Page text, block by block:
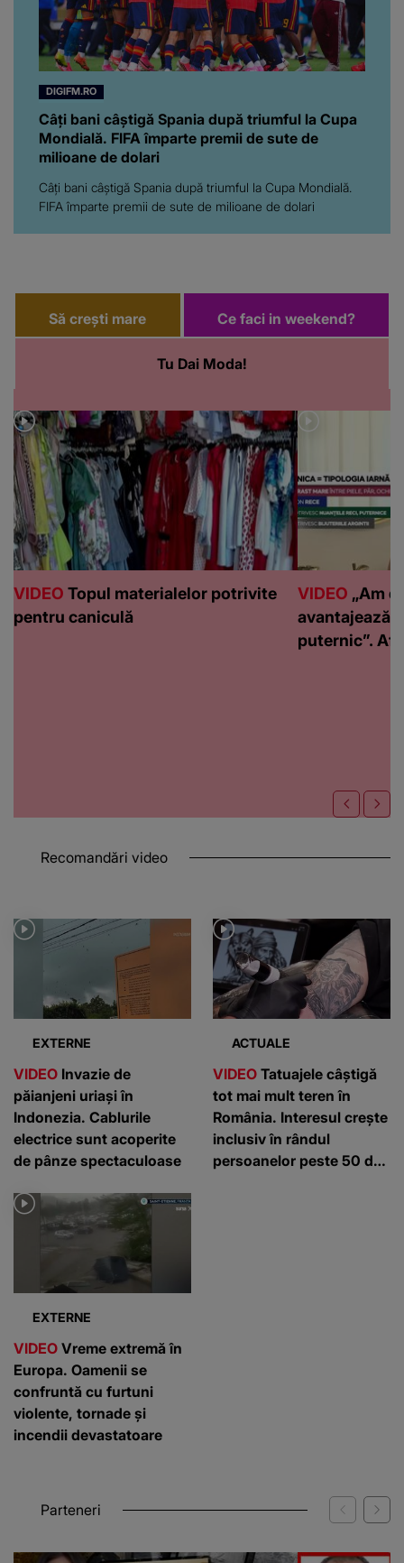
DIGIFM.RO
Câți bani câștigă Spania după triumful la Cupa
Mondială. FIFA împarte premii de sute de
milioane de dolari
Câți bani câștigă Spania după triumful la Cupa Mondială.
FIFA împarte premii de sute de milioane de dolari
Să crești mare
Tu Dai Moda!
Ce faci in weekend?
VIDEO Topul materialelor potrivite
pentru caniculă
VIDEO „Am
avantajează
puternic”.
Recomandări video
EXTERNE
VIDEO Invazie de
păianjeni uriași în
Indonezia. Cablurile
electrice sunt acoperite
de pânze spectaculoase
ACTUALE
VIDEO Tatuajele câștigă
tot mai mult teren în
România. Interesul crește
inclusiv în rândul
persoanelor peste 50 de
EXTERNE
VIDEO Vreme extremă în
Europa. Oamenii se
confruntă cu furtuni
violente, tornade și
incendii devastatoare
Parteneri